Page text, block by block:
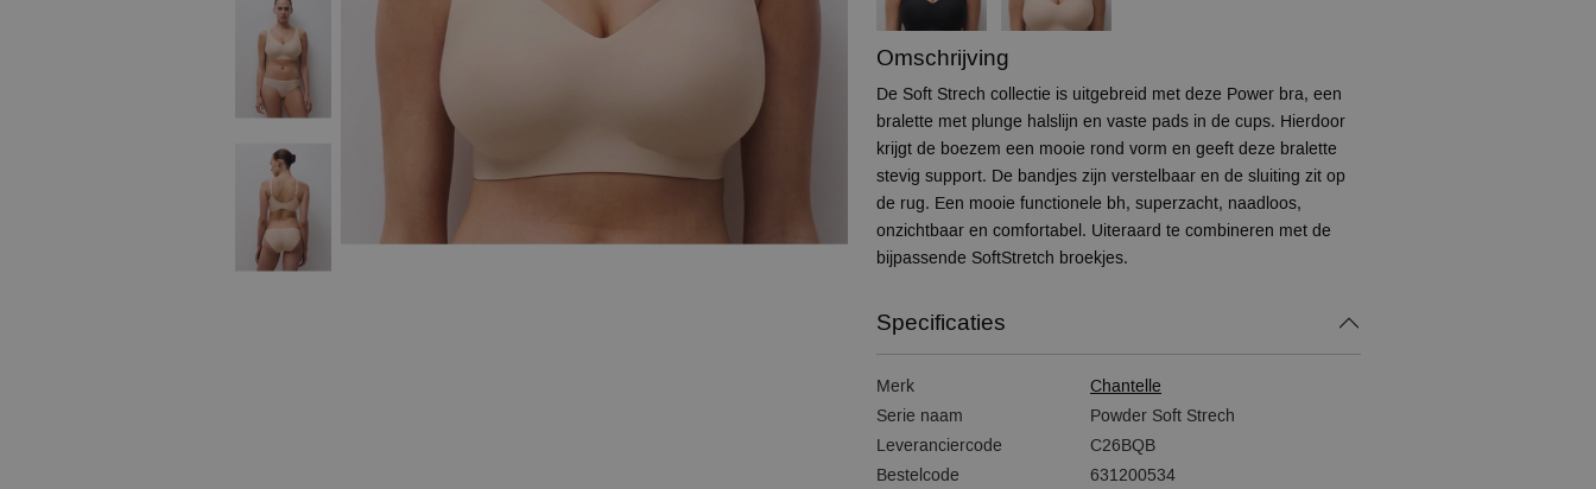
Omschrijving
De Soft Strech collectie is uitgebreid met deze Power bra, een
bralette met plunge halslijn en vaste pads in de cups. Hierdoor
krijgt de boezem een mooie rond vorm en geeft deze bralette
stevig support. De bandjes zijn verstelbaar en de sluiting zit op
de rug. Een mooie functionele bh, superzacht, naadloos,
onzichtbaar en comfortabel. Uiteraard te combineren met de
bijpassende SoftStretch broekjes.
Specificaties
Merk
Chantelle
Serie naam
Powder Soft Strech
Leveranciercode
C26BQB
Bestelcode
631200534